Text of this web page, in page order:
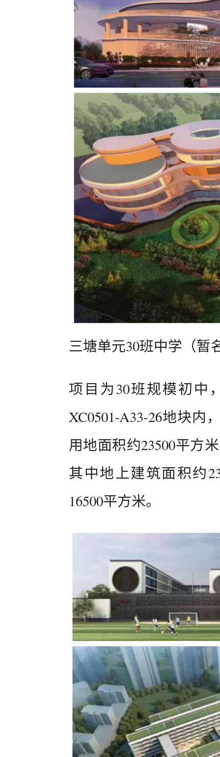
三塘单元30班中学（暂
项目为30班规模初中
XC0501-A33-26地块
用地面积约23500平方
其中地上建筑面积约
16500平方米。